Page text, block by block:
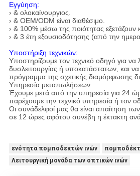
Εγγύηση:
› & ολοκαίνουργιος.
› & OEM/ODM είναι διαθέσιμο.
› & 100% μέσω της ποιότητας εξετάζουν
› & 3 έτη εξουσιοδότησης (από την
Υποστήριξη τεχνικών:
Υποστηρίζουμε τον τεχνικό οδηγό για
δυσλειτουργίας ή υποκατάστατων, και
πρόγραμμα της σχετικής διαμόρφωσης
Υπηρεσία μεταπωλήσεων
Έχουμε μετά από την υπηρεσία για 24
παρέχουμε την τεχνικό υπηρεσία ή τον
Οι συνάδελφοί μας θα είναι απαίτηση
σε 12 ώρες αφότου συνέβη η έκτακτη
ενότητα πομποδεκτών ινών
Λειτουργική μονάδα των οπτικών ινών